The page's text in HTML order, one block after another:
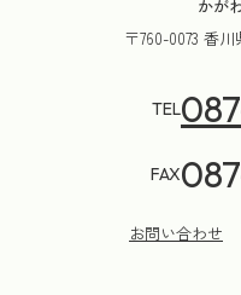
かが
〒760-0073 香
TEL
FAX
お問い合わせ